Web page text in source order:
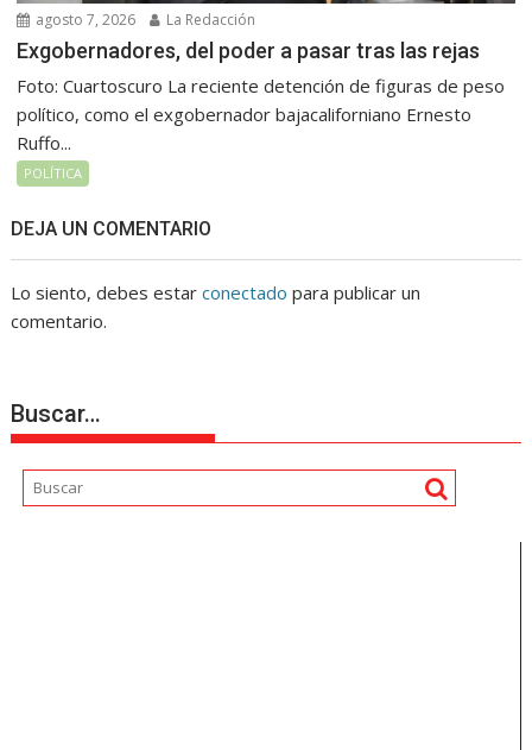
agosto 7, 2026 La Redacción
Exgobernadores, del poder a pasar tras las rejas
Foto: Cuartoscuro La reciente detención de figuras de peso
político, como el exgobernador bajacaliforniano Ernesto
Ruffo...
POLÍTICA
DEJA UN COMENTARIO
Lo siento, debes estarconectado para publicar un
comentario.
Buscar…